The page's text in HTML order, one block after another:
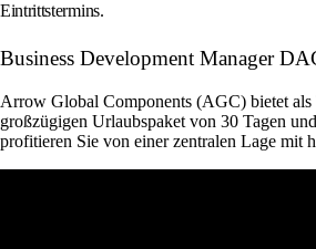
Eintrittstermins.
Business Development Manager
Arrow Global Components (AGC) bietet
großzügigen Urlaubspaket von 30 Tagen
profitieren Sie von einer zentralen Lage mit